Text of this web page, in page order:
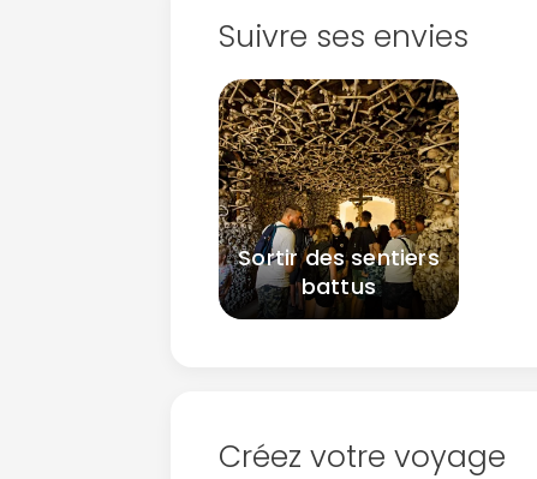
Suivre ses envies
Sortir des sentiers
battus
Créez votre voyage